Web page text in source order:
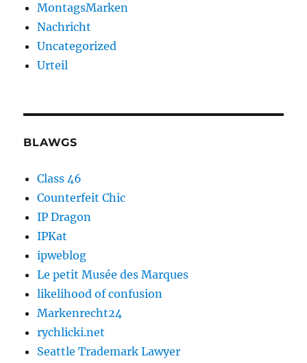
MontagsMarken
Nachricht
Uncategorized
Urteil
BLAWGS
Class 46
Counterfeit Chic
IP Dragon
IPKat
ipweblog
Le petit Musée des Marques
likelihood of confusion
Markenrecht24
rychlicki.net
Seattle Trademark Lawyer